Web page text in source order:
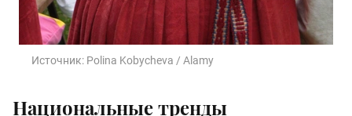
Источник: Polina Kobycheva / Alamy
Национальные тренды